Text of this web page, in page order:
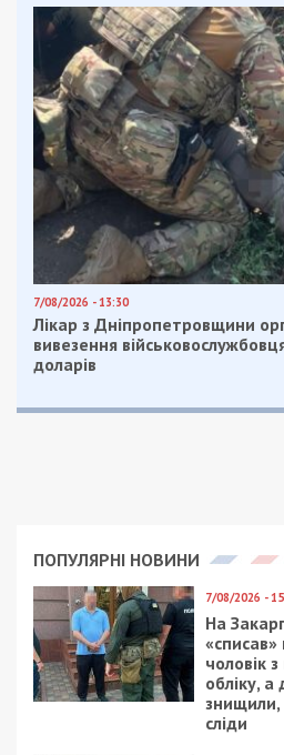
7/08/2026 - 13:30
Лікар з Дніпропетровщини
вивезення
доларів
ПОПУЛЯРНІ НОВИНИ
7/08/2026 -
На
чоловік
обліку,
сліди